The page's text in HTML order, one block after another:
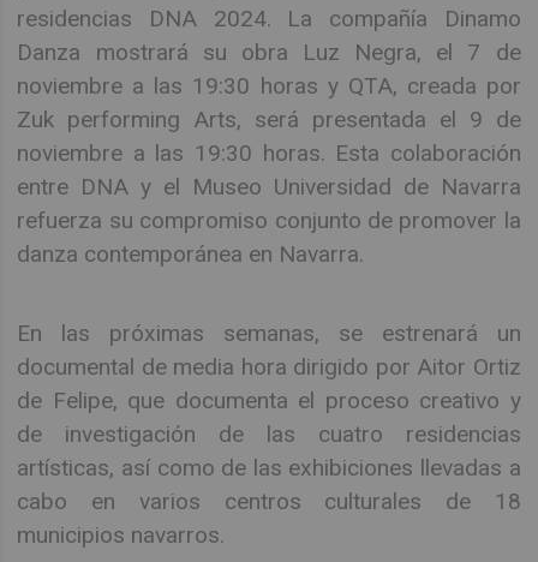
residencias DNA 2024. La compañía Dinamo
Danza mostrará su obra Luz Negra, el 7 de
noviembre a las 19:30 horas y QTA, creada por
Zuk performing Arts, será presentada el 9 de
noviembre a las 19:30 horas. Esta colaboración
entre DNA y el Museo Universidad de Navarra
refuerza su compromiso conjunto de promover la
danza contemporánea en Navarra.
En las próximas semanas, se estrenará un
documental de media hora dirigido por Aitor Ortiz
de Felipe, que documenta el proceso creativo y
de investigación de las cuatro residencias
artísticas, así como de las exhibiciones llevadas a
cabo en varios centros culturales de 18
municipios navarros.